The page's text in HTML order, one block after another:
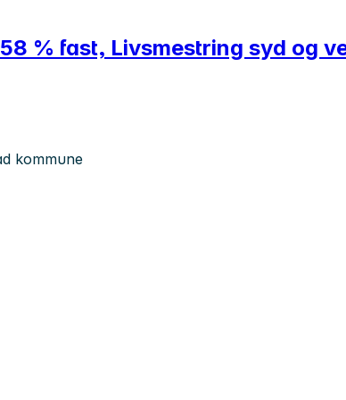
% fast, Livsmestring syd og
kommune